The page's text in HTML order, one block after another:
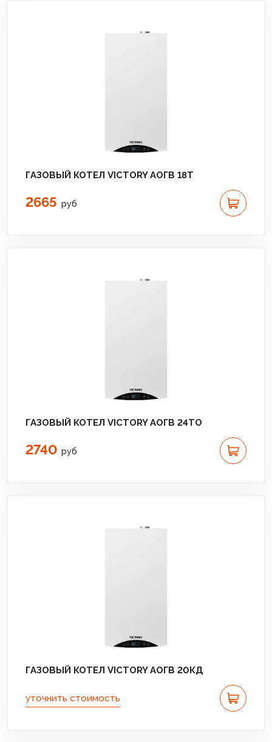
ГАЗОВЫЙ КОТЕЛ VICTORY АОГВ 18T
2665 руб
ГАЗОВЫЙ КОТЕЛ VICTORY АОГВ 24TО
2740 руб
ГАЗОВЫЙ КОТЕЛ VICTORY АОГВ 20КД
уточнить стоимость